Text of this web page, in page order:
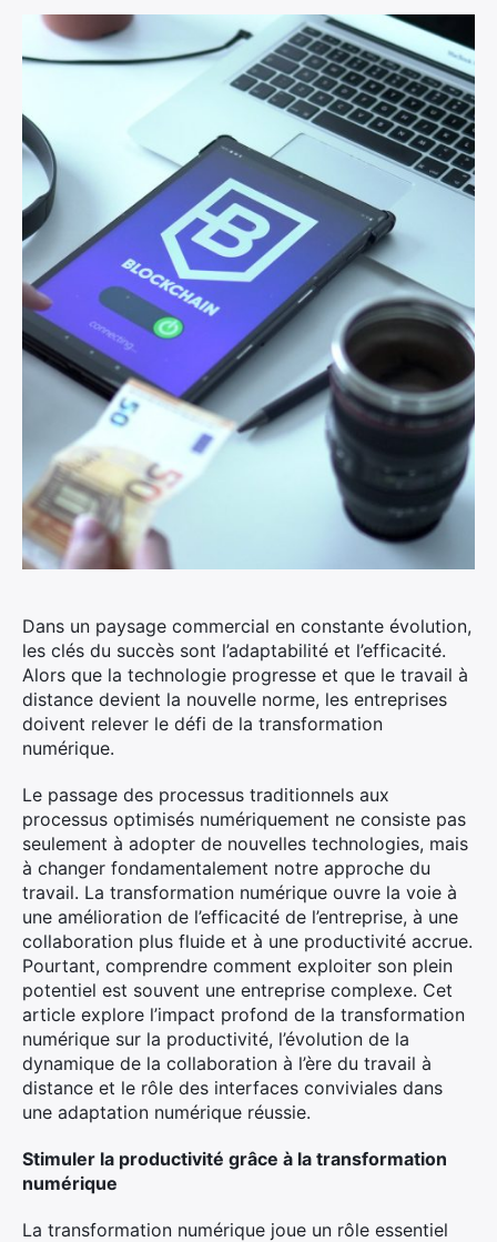
Dans un paysage commercial en constante évolution,
les clés du succès sont l’adaptabilité et l’efficacité.
Alors que la technologie progresse et que le travail à
distance devient la nouvelle norme, les entreprises
doivent relever le défi de la transformation
numérique.
Le passage des processus traditionnels aux
processus optimisés numériquement ne consiste pas
seulement à adopter de nouvelles technologies, mais
à changer fondamentalement notre approche du
travail. La transformation numérique ouvre la voie à
une amélioration de l’efficacité de l’entreprise, à une
collaboration plus fluide et à une productivité accrue.
Pourtant, comprendre comment exploiter son plein
potentiel est souvent une entreprise complexe. Cet
article explore l’impact profond de la transformation
numérique sur la productivité, l’évolution de la
dynamique de la collaboration à l’ère du travail à
distance et le rôle des interfaces conviviales dans
une adaptation numérique réussie.
Stimuler la productivité grâce à la transformation
numérique
La transformation numérique joue un rôle essentiel